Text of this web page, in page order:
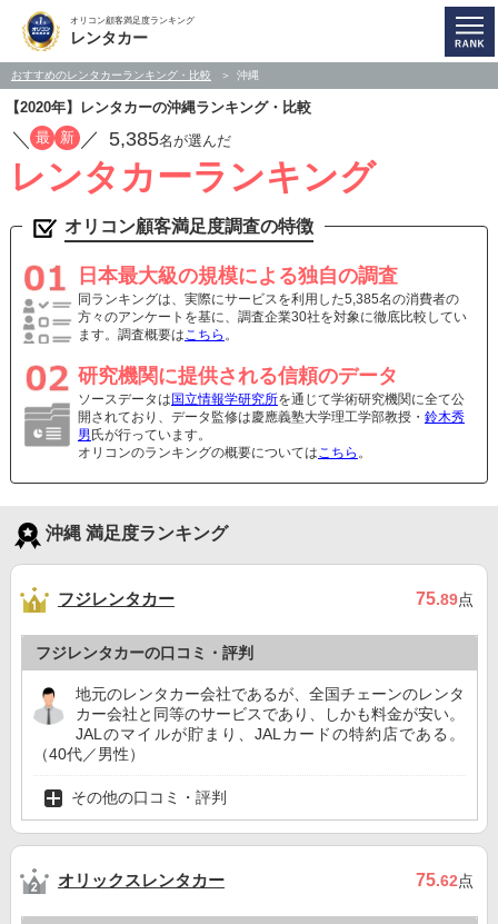
オリコン顧客満足度ランキング
レンタカー
おすすめのレンタカーランキング・比較 沖縄
【2020年】レンタカーの沖縄ランキング・比較
／ 最 新 ／ 5,385名が選んだ
レンタカーランキング
オリコン顧客満足度調査の特徴
日本最大級の規模による独自の調査
同ランキングは、実際にサービスを利用した5,385名の消費者の
方々のアンケートを基に、調査企業30社を対象に徹底比較してい
ます。調査概要はこちら 。
研究機関に提供される信頼のデータ
ソースデータは 国立情報学研究所を通じて学術研究機関に全て公
開されており、データ監修は慶應義塾大学理工学部教授・ 鈴木秀
男 氏が行っています。
オリコンのランキングの概要についてはこちら 。
沖縄 満足度ランキング
フジレンタカー 75.89点
フジレンタカーの口コミ・評判
地元のレンタカー会社であるが、全国チェーンのレンタ
カー会社と同等のサービスであり、しかも料金が安い。
JALのマイルが貯まり、JALカードの特約店である。
（40代／男性）
その他の口コミ・評判
オリックスレンタカー 75.62点